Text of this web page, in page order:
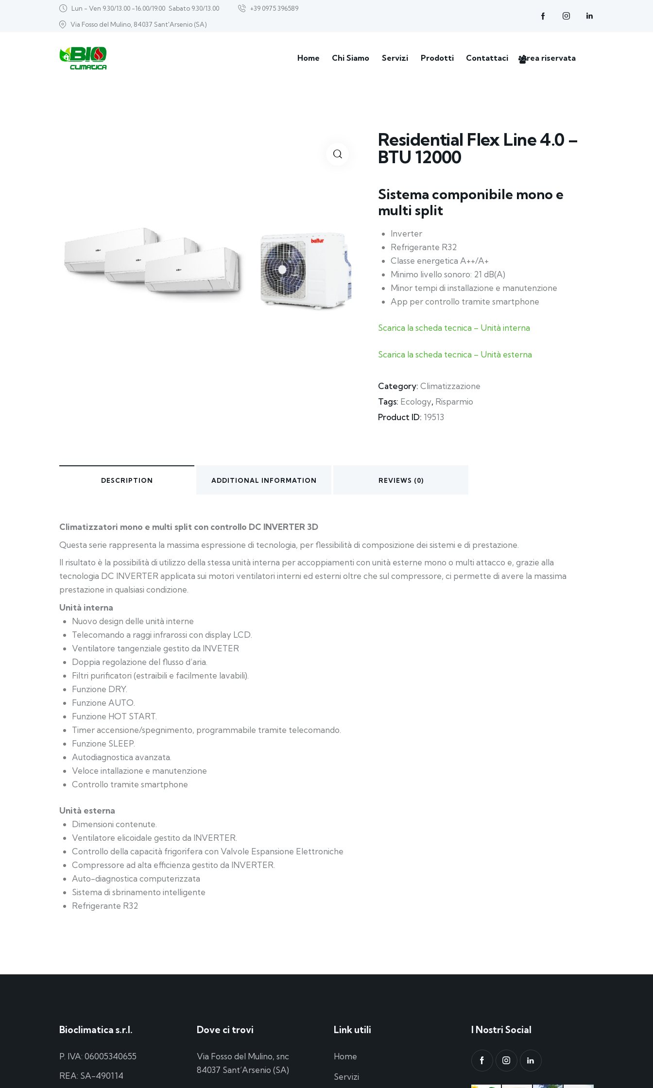
Lun - Ven 9.30/13.00 -16.00/19.00 Sabato 9.30/13.00 +39 0975 396589
Via Fosso del Mulino, 84037 Sant'Arsenio (SA)
Home Chi Siamo Servizi Prodotti Contattaci Area riservata
Residential Flex Line 4.0 –
BTU 12000
Sistema componibile mono e
multi split
Inverter
Refrigerante R32
Classe energetica A++/A+
Minimo livello sonoro: 21 dB(A)
Minor tempi di installazione e manutenzione
App per controllo tramite smartphone
Scarica la scheda tecnica – Unità interna
Scarica la scheda tecnica – Unità esterna
Category: Climatizzazione
Tags: Ecology, Risparmio
Product ID: 19513
DESCRIPTION ADDITIONAL INFORMATION REVIEWS (0)
Climatizzatori mono e multi split con controllo DC INVERTER 3D
Questa serie rappresenta la massima espressione di tecnologia, per flessibilità di composizione dei sistemi e di prestazione.
Il risultato è la possibilità di utilizzo della stessa unità interna per accoppiamenti con unità esterne mono o multi attacco e, grazie alla
tecnologia DC INVERTER applicata sui motori ventilatori interni ed esterni oltre che sul compressore, ci permette di avere la massima
prestazione in qualsiasi condizione.
Unità interna
Nuovo design delle unità interne
Telecomando a raggi infrarossi con display LCD.
Ventilatore tangenziale gestito da INVETER
Doppia regolazione del flusso d’aria.
Filtri purificatori (estraibili e facilmente lavabili).
Funzione DRY.
Funzione AUTO.
Funzione HOT START.
Timer accensione/spegnimento, programmabile tramite telecomando.
Funzione SLEEP.
Autodiagnostica avanzata.
Veloce intallazione e manutenzione
Controllo tramite smartphone
Unità esterna
Dimensioni contenute.
Ventilatore elicoidale gestito da INVERTER.
Controllo della capacità frigorifera con Valvole Espansione Elettroniche
Compressore ad alta efficienza gestito da INVERTER.
Auto-diagnostica computerizzata
Sistema di sbrinamento intelligente
Refrigerante R32
Bioclimatica s.r.l.
P. IVA: 06005340655
REA: SA-490114
Dove ci trovi
Via Fosso del Mulino, snc
84037 Sant’Arsenio (SA)
Link utili
Home
Servizi
I Nostri Social